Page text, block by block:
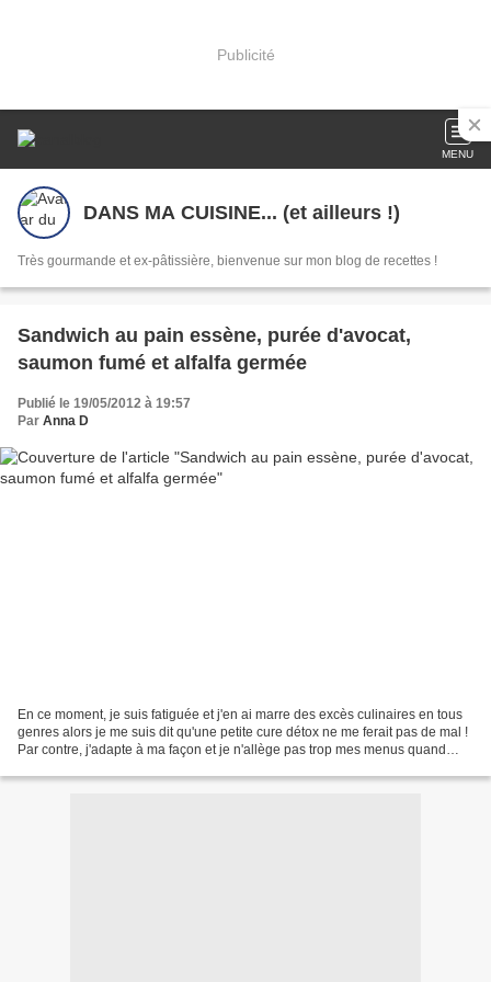
Publicité
MENU
DANS MA CUISINE... (et ailleurs !)
Très gourmande et ex-pâtissière, bienvenue sur mon blog de recettes !
Sandwich au pain essène, purée d'avocat,
saumon fumé et alfalfa germée
Publié le 19/05/2012 à 19:57
Par Anna D
En ce moment, je suis fatiguée et j'en ai marre des excès culinaires en tous
genres alors je me suis dit qu'une petite cure détox ne me ferait pas de mal !
Par contre, j'adapte à ma façon et je n'allège pas trop mes menus quand